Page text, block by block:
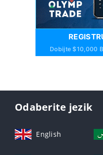
Dobijte $10,000
Odaberite jezik
English